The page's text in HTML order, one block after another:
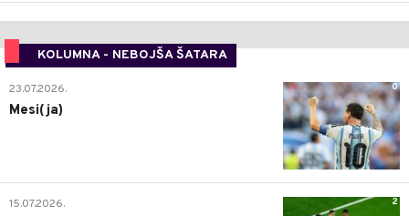
KOLUMNA - NEBOJŠA ŠATARA
0
23.07.2026.
Mesi(ja)
2
15.07.2026.